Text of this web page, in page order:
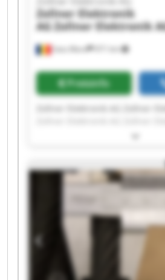
Satu Mare 971 km
Zollner Elektronik
AG Zollner Elektronik
Preisinfo
Zollner Elektronik AG Zollner
Zollner Elektronik AG Zollner
Zollner Elektronik AG Zollner
Zollner Elektronik AG Zollner
Zollner Elektronik AG Zollner
Zollner Elektronik AG Zollner
Zollner Elektronik AG Zollner